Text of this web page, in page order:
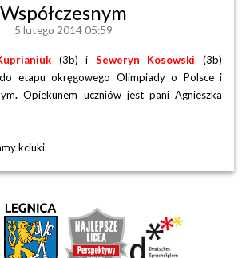
Współczesnym
5 lutego 2014 05:59
(3b) i Seweryn Kosowski (3b)
etapu okręgowego Olimpiady o Polsce i
.Opiekunem uczniów jest pani Agnieszka
kciuki.